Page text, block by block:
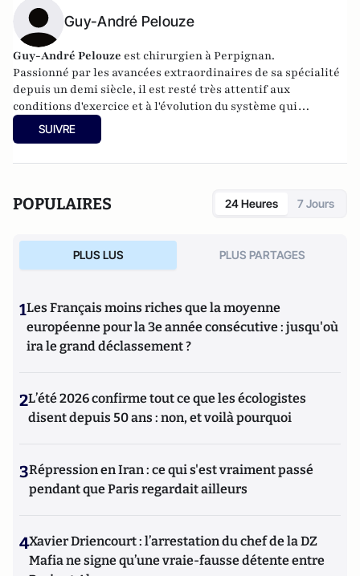
Guy-André Pelouze
Guy-André Pelouze est chirurgien à Perpignan.
Passionné par les avancées extraordinaires de sa spécialité
depuis un demi siècle, il est resté très attentif aux
conditions d'exercice et à l'évolution du système qui
conditionnent la qualité des soins.
SUIVRE
POPULAIRES 24 Heures 7 Jours
PLUS LUS PLUS PARTAGES
1Les Français moins riches que la moyenne
européenne pour la 3e année consécutive : jusqu'où
ira le grand déclassement ?
2L’été 2026 confirme tout ce que les écologistes
disent depuis 50 ans : non, et voilà pourquoi
3Répression en Iran : ce qui s'est vraiment passé
pendant que Paris regardait ailleurs
4Xavier Driencourt : l’arrestation du chef de la DZ
Mafia ne signe qu’une vraie-fausse détente entre